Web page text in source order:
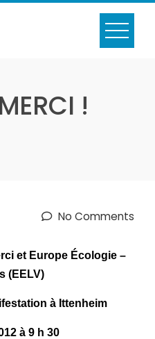
!
No Comments
et Europe Écologie –
(EELV)
à Ittenheim
à 9 h 30